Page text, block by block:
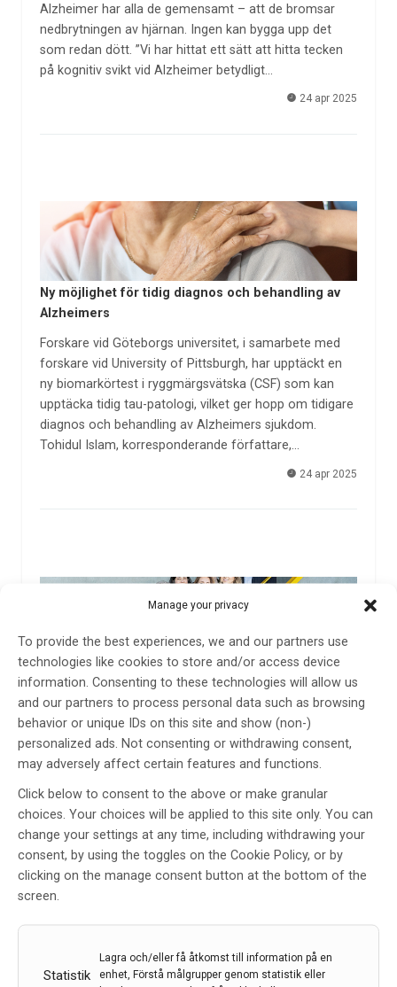
Manage your privacy
To provide the best experiences, we and our partners use
technologies like cookies to store and/or access device
information. Consenting to these technologies will allow us
and our partners to process personal data such as browsing
behavior or unique IDs on this site and show (non-)
personalized ads. Not consenting or withdrawing consent,
may adversely affect certain features and functions.
Click below to consent to the above or make granular
choices. Your choices will be applied to this site only. You can
change your settings at any time, including withdrawing your
consent, by using the toggles on the Cookie Policy, or by
clicking on the manage consent button at the bottom of the
screen.
Statistik
Lagra och/eller få åtkomst till information på en
enhet, Förstå målgrupper genom statistik eller
Alzheimer har alla de gemensamt – att de bromsar
nedbrytningen av hjärnan. Ingen kan bygga upp det
som redan dött. ”Vi har hittat ett sätt att hitta tecken
på kognitiv svikt vid Alzheimer betydligt…
24 apr 2025
Ny möjlighet för tidig diagnos och behandling av
Alzheimers
Forskare vid Göteborgs universitet, i samarbete med
forskare vid University of Pittsburgh, har upptäckt en
ny biomarkörtest i ryggmärgsvätska (CSF) som kan
upptäcka tidig tau-patologi, vilket ger hopp om tidigare
diagnos och behandling av Alzheimers sjukdom.
Tohidul Islam, korresponderande författare,…
24 apr 2025
Blodprov kan utesluta begynnande demens
Forskare vid Karolinska Institutet har visat hur några
specifika biomarkörer i blod hos kognitivt friska äldre
kan förutsäga utvecklingen av demens upp till tio år
innan diagnos. En ny studie publicerad i Nature
möjligheter…
24 apr 2025